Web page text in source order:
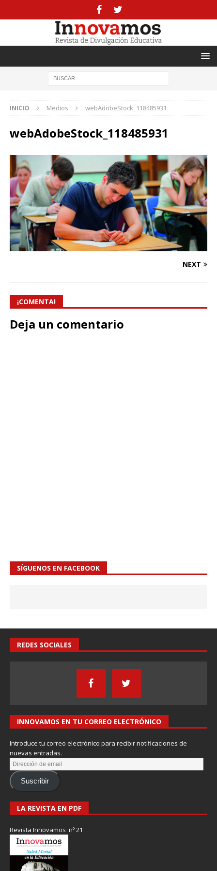
INICIO Medios webAdobeStock_118485931
webAdobeStock_118485931
NEXT
¡COMENTA!
Deja un comentario
SÍGUENOS EN FACEBOOK
REDES SOCIALES
INNOVAMOS EN TU CORREO ELECTRÓNICO
Introduce tu correo electrónico para recibir notificaciones de
nuevas entradas.
Suscribir
LA REVISTA EN PDF
Revista Innovamos nº 21